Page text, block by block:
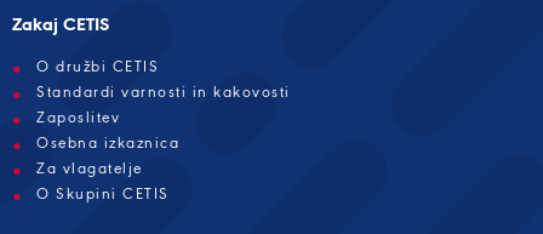
Zakaj CETIS
O družbi CETIS
Standardi varnosti in kakovosti
Zaposlitev
Osebna izkaznica
Za vlagatelje
O Skupini CETIS